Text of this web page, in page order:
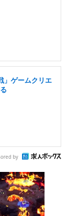
」ゲームクリエ
by